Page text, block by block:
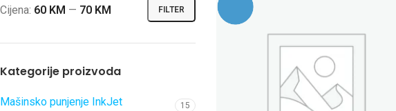
FILTER
Cijena: 60 KM — 70 KM
Kategorije proizvoda
Mašinsko punjenje InkJet
15